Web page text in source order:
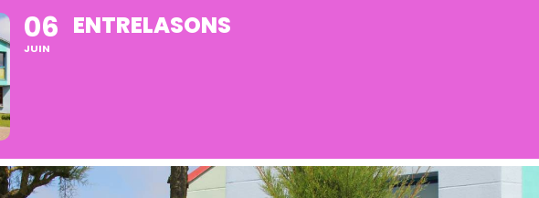
06
JUIN
ENTRELASONS